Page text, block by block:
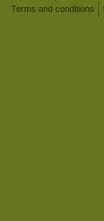
Terms and conditions